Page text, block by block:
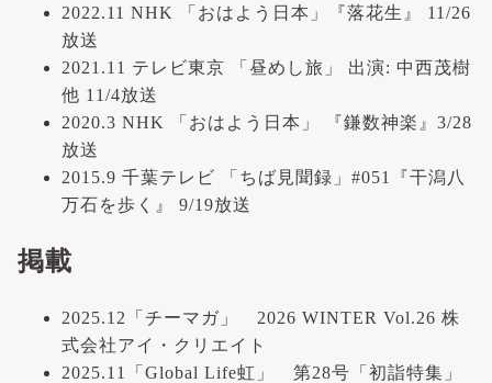
2022.11 NHK 「おはよう日本」『落花生』 11/26
放送
2021.11 テレビ東京 「昼めし旅」 出演: 中西茂樹
他 11/4放送
2020.3 NHK 「おはよう日本」 『鎌数神楽』3/28
放送
2015.9 千葉テレビ 「ちば見聞録」#051『干潟八
万石を歩く』 9/19放送
掲載
2025.12「チーマガ」 2026 WINTER Vol.26 株
式会社アイ・クリエイト
2025.11「Global Life虹」 第28号「初詣特集」